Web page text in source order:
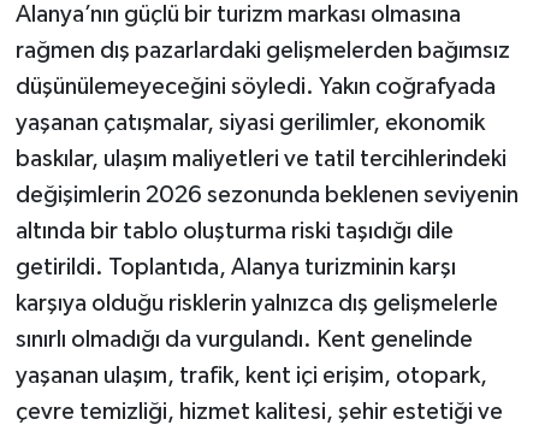
Alanya’nın güçlü bir turizm markası olmasına
rağmen dış pazarlardaki gelişmelerden bağımsız
düşünülemeyeceğini söyledi. Yakın coğrafyada
yaşanan çatışmalar, siyasi gerilimler, ekonomik
baskılar, ulaşım maliyetleri ve tatil tercihlerindeki
değişimlerin 2026 sezonunda beklenen seviyenin
altında bir tablo oluşturma riski taşıdığı dile
getirildi. Toplantıda, Alanya turizminin karşı
karşıya olduğu risklerin yalnızca dış gelişmelerle
sınırlı olmadığı da vurgulandı. Kent genelinde
yaşanan ulaşım, trafik, kent içi erişim, otopark,
çevre temizliği, hizmet kalitesi, şehir estetiği ve